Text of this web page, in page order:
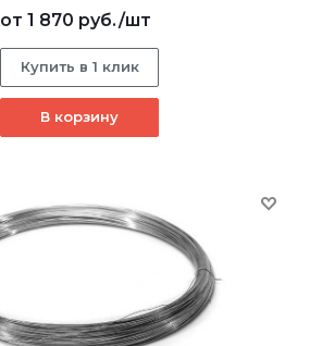
от 1 870 руб./шт
Купить в 1 клик
В корзину